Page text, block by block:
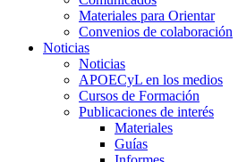
Materiales para Orientar
Convenios de colaboración
Noticias
Noticias
APOECyL en los medios
Cursos de Formación
Publicaciones de interés
Materiales
Guías